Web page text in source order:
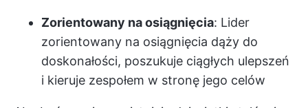
Zorientowany na osiągnięcia: Lider
zorientowany na osiągnięcia dąży do
doskonałości, poszukuje ciągłych ulepszeń
i kieruje zespołem w stronę jego celów